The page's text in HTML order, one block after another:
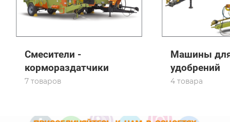
Смесители -
кормораздатчики
7 товаров
Машины
удобрений
4 товара